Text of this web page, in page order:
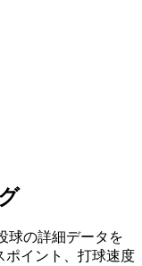
球の詳細データを
ポイント、打球速度